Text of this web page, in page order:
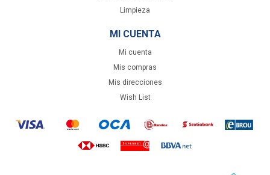
Limpieza
MI CUENTA
Mi cuenta
Mis compras
Mis direcciones
Wish List